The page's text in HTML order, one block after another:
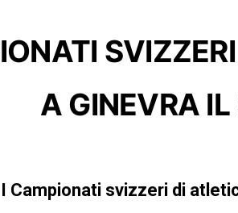
A GINEVRA
I Campionati svizzeri di